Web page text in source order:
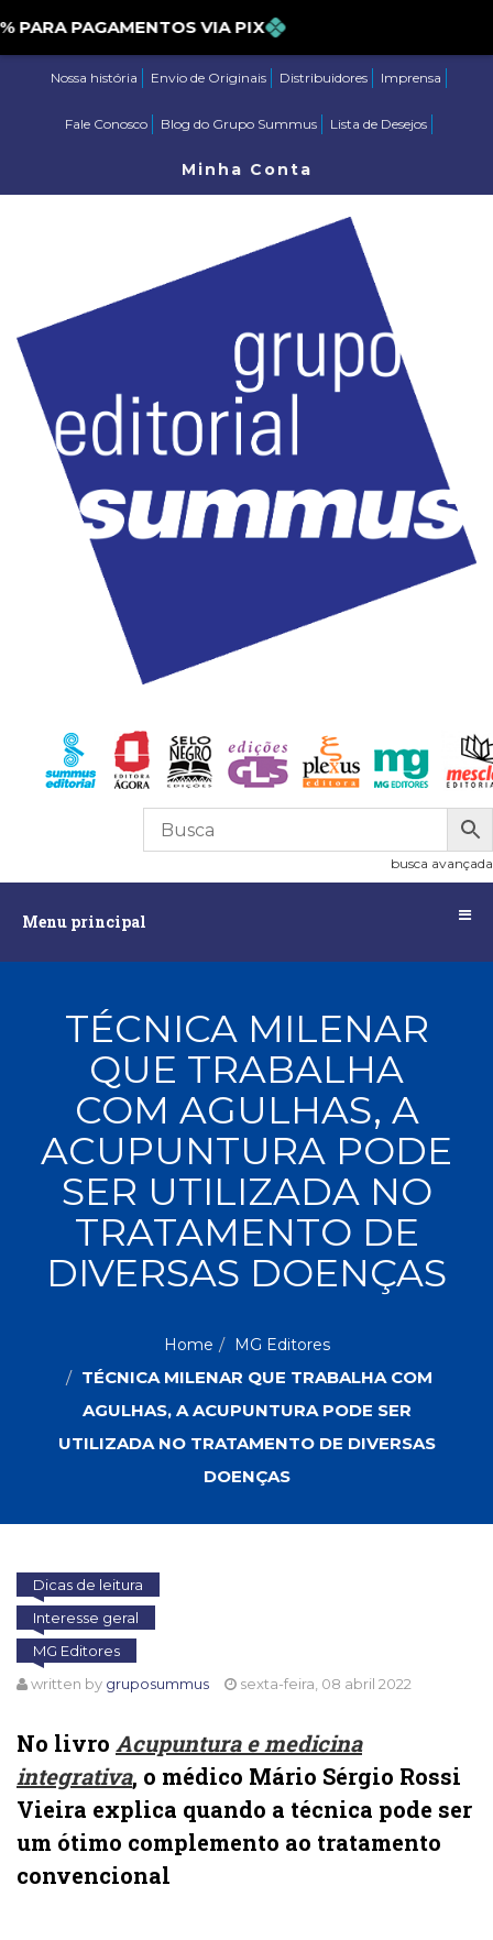
5% PARA PAGAMENTOS VIA PIX
Nossa história Envio de Originais Distribuidores Imprensa
Fale Conosco Blog do Grupo Summus Lista de Desejos
Minha Conta
busca avançada
Menu principal
principalAssuntos
Administração,
Astrologia
(27)
Atualidades,
Política,
Direitos
Humanos
(133)
Autoajuda
Vivências
(104)
Sociais
(23)
(418)
Comunicação
(232)
Corpo
Movimento
Crescimento
Interior
(222)
Criatividade
(14)
Culinária,
Alimentação
PROMOÇÕES
VENDIDOS
AUTORES
TÉCNICA MILENAR
QUE TRABALHA
COM AGULHAS, A
ACUPUNTURA PODE
SER UTILIZADA NO
TRATAMENTO DE
DIVERSAS DOENÇAS
Home MG Editores
TÉCNICA MILENAR QUE TRABALHA COM
AGULHAS, A ACUPUNTURA PODE SER
UTILIZADA NO TRATAMENTO DE DIVERSAS
DOENÇAS
Dicas de leitura
Interesse geral
MG Editores
written by gruposummus sexta-feira, 08 abril 2022
No livro Acupuntura e medicina
integrativa, o médico Mário Sérgio Rossi
Vieira explica quando a técnica pode ser
um ótimo complemento ao tratamento
convencional